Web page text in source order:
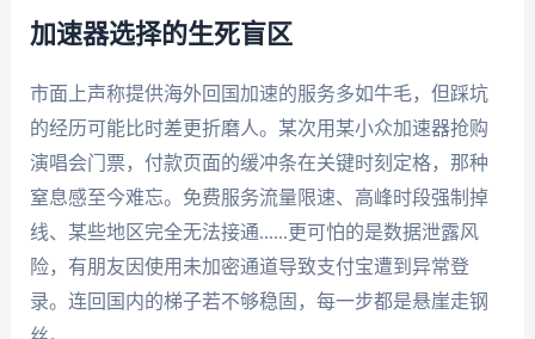
加速器选择的生死盲区
市面上声称提供海外回国加速的服务多如牛毛，但踩坑
的经历可能比时差更折磨人。某次用某小众加速器抢购
演唱会门票，付款页面的缓冲条在关键时刻定格，那种
窒息感至今难忘。免费服务流量限速、高峰时段强制掉
线、某些地区完全无法接通......更可怕的是数据泄露风
险，有朋友因使用未加密通道导致支付宝遭到异常登
录。连回国内的梯子若不够稳固，每一步都是悬崖走钢